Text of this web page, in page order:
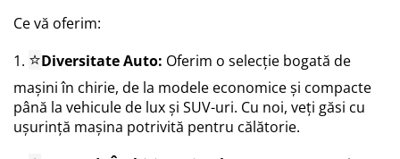
Ce vă oferim:
1. ⭐Diversitate Auto: Oferim o selecție bogată de
mașini în chirie, de la modele economice și compacte
până la vehicule de lux și SUV-uri. Cu noi, veți găsi cu
ușurință mașina potrivită pentru călătorie.